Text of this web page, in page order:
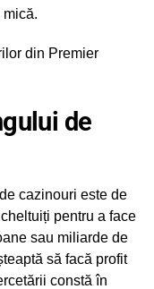
de
cazinouri este de
pentru a face
sau miliarde de
să facă profit
constă în